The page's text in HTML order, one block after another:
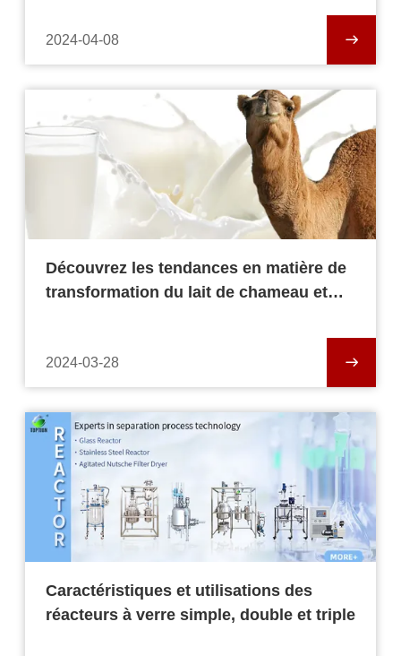
2024-04-08
Découvrez les tendances en matière de
transformation du lait de chameau et
2024-03-28
Caractéristiques et utilisations des
réacteurs à verre simple, double et triple